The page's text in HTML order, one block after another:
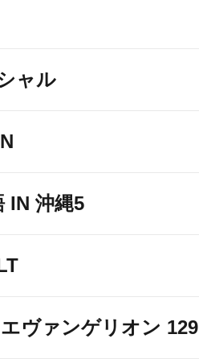
ャル
IN 沖縄5
ヴァンゲリオン